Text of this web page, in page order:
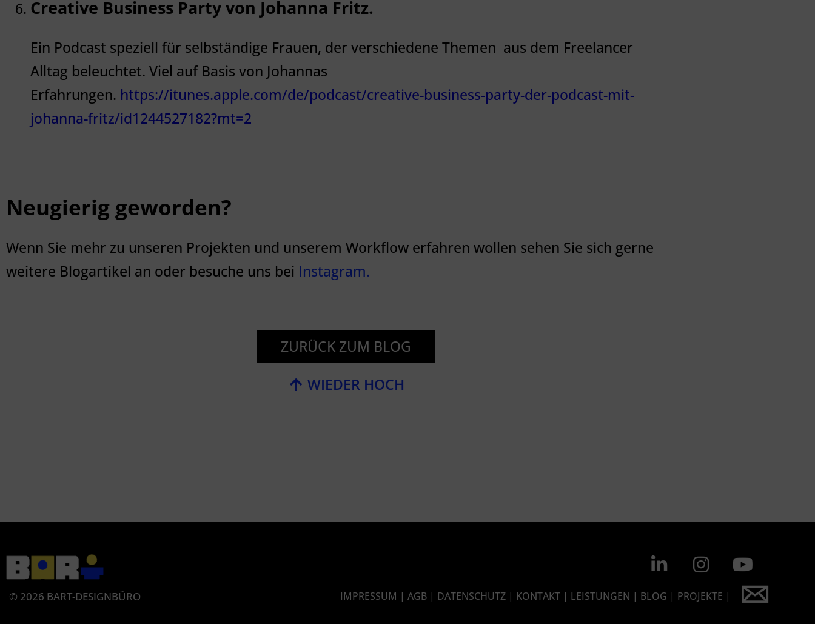
Creative Business Party von Johanna Fritz.
Ein Podcast speziell für selbständige Frauen, der verschiedene Themen aus dem Freelancer
Alltag beleuchtet. Viel auf Basis von Johannas
Erfahrungen. https://itunes.apple.com/de/podcast/creative-business-party-der-podcast-mit-
johanna-fritz/id1244527182?mt=2
Neugierig geworden?
Wenn Sie mehr zu unseren Projekten und unserem Workflow erfahren wollen sehen Sie sich gerne
weitere Blogartikel an oder besuche uns bei Instagram.
ZURÜCK ZUM BLOG
WIEDER HOCH
© 2026 BART-DESIGNBÜRO IMPRESSUM | AGB | DATENSCHUTZ | KONTAKT | LEISTUNGEN | BLOG | PROJEKTE | FAQ